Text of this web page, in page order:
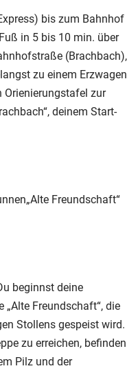
bis zum Bahnhof
in 5 bis 10 min. über
(Brachbach),
zu einem Erzwagen
Orienierungstafel zur
deinem Start-
Freundschaft“
beginnst deine
„Alte Freundschaft“, die
Stollens gespeist wird.
zu erreichen, befinden
Pilz und der